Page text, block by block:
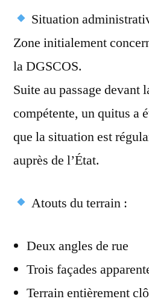
Situation
Zone initialement
la DGSCOS.
Suite au passage devant
compétente, un quitus a
que la situation est
auprès de l’État.
Atouts du terrain :
Deux angles de rue
Trois façades
Terrain entièrement